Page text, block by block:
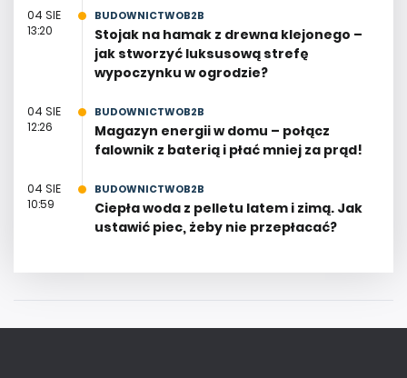
04 SIE
13:20
BUDOWNICTWOB2B
Stojak na hamak z drewna klejonego –
jak stworzyć luksusową strefę
wypoczynku w ogrodzie?
04 SIE
12:26
BUDOWNICTWOB2B
Magazyn energii w domu – połącz
falownik z baterią i płać mniej za prąd!
04 SIE
10:59
BUDOWNICTWOB2B
Ciepła woda z pelletu latem i zimą. Jak
ustawić piec, żeby nie przepłacać?